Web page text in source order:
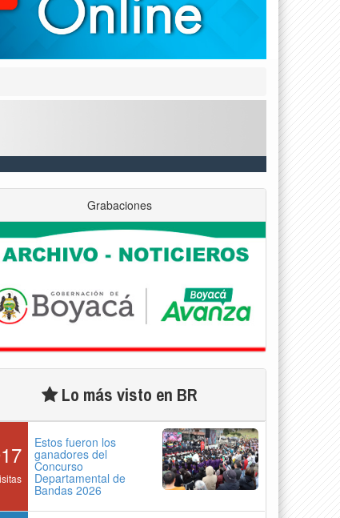
Grabaciones
Lo más visto en BR
Estos fueron los
ganadores del
Concurso
Departamental de
Bandas 2026